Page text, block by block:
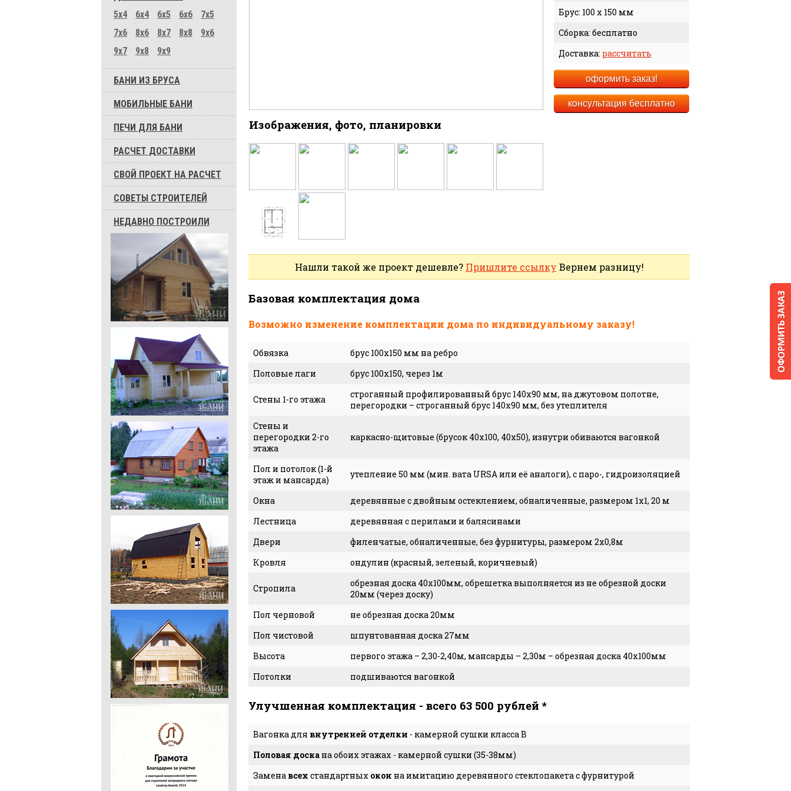
5x4
6x4 6x5 6x6
7x5
7x6
8x6 8x7 8x8
9x6
9x7
9x8 9x9
БАНИ ИЗ БРУСА
МОБИЛЬНЫЕ БАНИ
ПЕЧИ ДЛЯ БАНИ
РАСЧЕТ ДОСТАВКИ
СВОЙ ПРОЕКТ НА РАСЧЕТ
СОВЕТЫ СТРОИТЕЛЕЙ
НЕДАВНО ПОСТРОИЛИ
Брус: 100 x 150 мм
Сборка: бесплатно
Доставка: рассчитать
оформить заказ!
консультация бесплатно
Изображения, фото, планировки
Нашли такой же проект дешевле? Пришлите ссылку Вернем разницу!
Базовая комплектация дома
Возможно изменение комплектации дома по индивидуальному заказу!
Обвязка
брус 100x150 мм на ребро
Половые лаги
брус 100х150, через 1м
Стены 1-го этажа
строганный профилированный брус 140х90 мм, на джутовом полотне,
перегородки – строганный брус 140х90 мм, без утеплителя
Стены и
перегородки 2-го
этажа
каркасно-щитовые (брусок 40х100, 40х50), изнутри обиваются вагонкой
Пол и потолок (1-й
этаж и мансарда)
утепление 50 мм (мин. вата URSA или её аналоги), с паро-, гидроизоляцией
Окна
деревянные с двойным остеклением, обналиченные, размером 1х1, 20 м
Лестница
деревянная с перилами и балясинами
Двери
филенчатые, обналиченные, без фурнитуры, размером 2х0,8м
Кровля
ондулин (красный, зеленый, коричневый)
Стропила
обрезная доска 40х100мм, обрешетка выполняется из не обрезной доски
20мм (через доску)
Пол черновой
не обрезная доска 20мм
Пол чистовой
шпунтованная доска 27мм
Высота
первого этажа – 2,30-2,40м, мансарды – 2,30м – обрезная доска 40х100мм
Потолки
подшиваются вагонкой
Улучшенная комплектация - всего 63 500 рублей *
Вагонка для внутренней отделки - камерной сушки класса B
Половая доска на обоих этажах - камерной сушки (35-38мм)
Замена всех стандартных окон на имитацию деревянного стеклопакета с фурнитурой